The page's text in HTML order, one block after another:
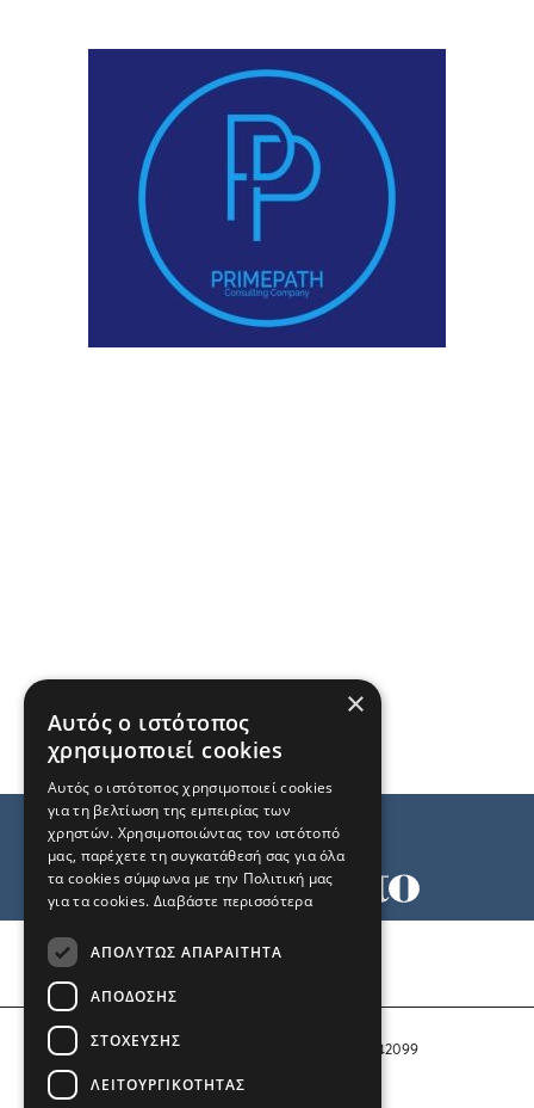
Αριθμός Πιστοποίησης Μ.Η.Τ. 242099
×
Αυτός ο ιστότοπος
χρησιμοποιεί cookies
Αυτός ο ιστότοπος χρησιμοποιεί cookies
για τη βελτίωση της εμπειρίας των
χρηστών. Χρησιμοποιώντας τον ιστότοπό
μας, παρέχετε τη συγκατάθεσή σας για όλα
τα cookies σύμφωνα με την Πολιτική μας
για τα cookies. Διαβάστε περισσότερα
ΑΠΟΛΎΤΩΣ ΑΠΑΡΑΊΤΗΤΑ
ΑΠΌΔΟΣΗΣ
ΣΤΌΧΕΥΣΗΣ
ΛΕΙΤΟΥΡΓΙΚΌΤΗΤΑΣ